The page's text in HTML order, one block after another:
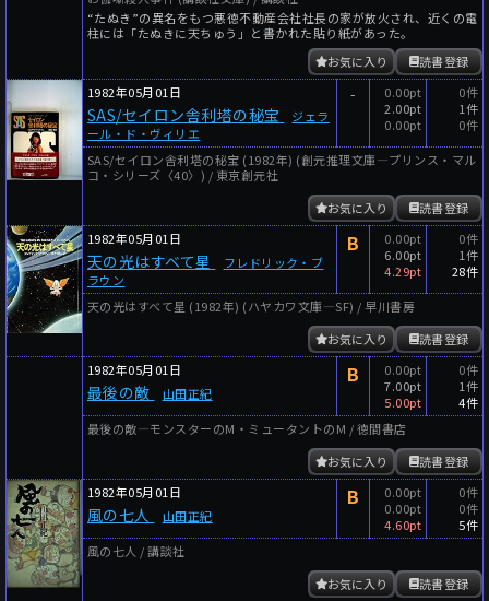
“たぬき”の異名をもつ悪徳不動産会社社長の家が放火され、近くの電
柱には「たぬきに天ちゅう」と書かれた貼り紙があった。
読書登録
お気に入り
1982年05月01日
SAS/セイロン舎利塔の秘宝
ジェラ
ール・ド・ヴィリエ
-
0.00pt
2.00pt
0.00pt
0件
1件
0件
SAS/セイロン舎利塔の秘宝 (1982年) (創元推理文庫―プリンス・マル
コ・シリーズ〈40〉) / 東京創元社
読書登録
お気に入り
1982年05月01日
天の光はすべて星
フレドリック・ブ
ラウン
B
0.00pt
6.00pt
4.29pt
0件
1件
28件
天の光はすべて星 (1982年) (ハヤカワ文庫―SF) / 早川書房
読書登録
お気に入り
1982年05月01日
最後の敵 山田正紀
B
0.00pt
7.00pt
5.00pt
0件
1件
4件
最後の敵―モンスターのM・ミュータントのM / 徳間書店
読書登録
お気に入り
1982年05月01日
風の七人 山田正紀
B
0.00pt
0.00pt
4.60pt
0件
0件
5件
風の七人 / 講談社
読書登録
お気に入り